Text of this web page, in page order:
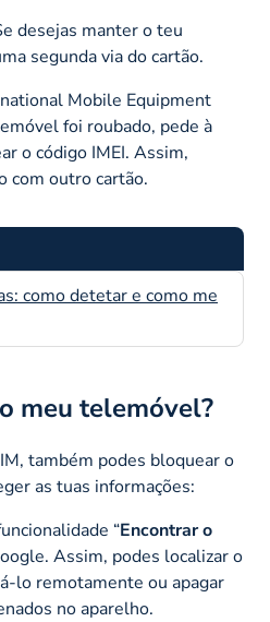
desejas manter o teu
segunda via do cartão.
Mobile Equipment
foi roubado, pede à
o código IMEI. Assim,
com outro cartão.
como detetar e como me
meu telemóvel?
também podes bloquear o
as tuas informações:
“Encontrar o
Assim, podes localizar o
lo remotamente ou apagar
no aparelho.